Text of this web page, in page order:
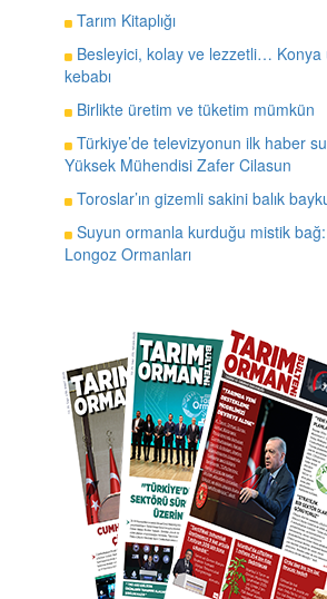
Tarım Kitaplığı
Besleyici, kolay ve lezzetli… Konya
kebabı
Birlikte üretim ve tüketim mümkün
Türkiye’de televizyonun ilk haber
Yüksek Mühendisi Zafer Cilasun
Toroslar’ın gizemli sakini balık
Suyun ormanla kurduğu mistik
Longoz Ormanları